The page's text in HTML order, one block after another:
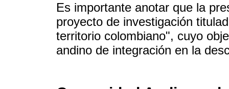
Es importante anotar que la
proyecto de investigación
territorio colombiano", cuyo
andino de integración en la